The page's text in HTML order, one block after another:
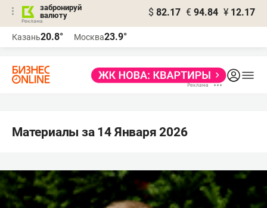
забронируй
валюту
$ 82.17 € 94.84 ¥ 12.17
Казань20.8° Москва23.9°
Материалы за 14 Января 2026